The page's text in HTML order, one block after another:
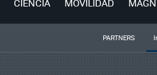
PARTNERS